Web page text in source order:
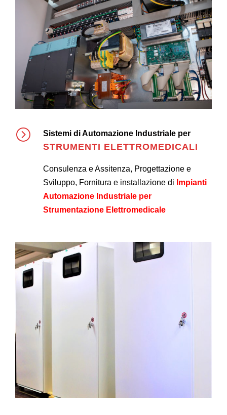
Sistemi di Automazione Industriale per
STRUMENTI ELETTROMEDICALI
Consulenza e Assitenza, Progettazione e
Sviluppo, Fornitura e installazione di Impianti
Automazione Industriale per
Strumentazione Elettromedicale